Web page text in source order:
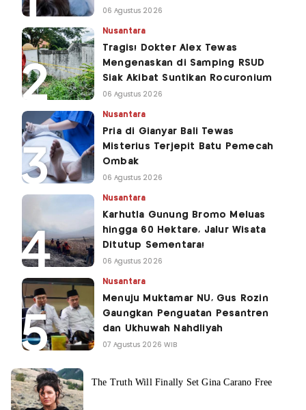
06 Agustus 2026
Nusantara
Tragis! Dokter Alex Tewas
Mengenaskan di Samping RSUD
Siak Akibat Suntikan Rocuronium
06 Agustus 2026
Nusantara
Pria di Gianyar Bali Tewas
Misterius Terjepit Batu Pemecah
Ombak
06 Agustus 2026
Nusantara
Karhutla Gunung Bromo Meluas
hingga 60 Hektare, Jalur Wisata
Ditutup Sementara!
06 Agustus 2026
Nusantara
Menuju Muktamar NU, Gus Rozin
Gaungkan Penguatan Pesantren
dan Ukhuwah Nahdliyah
07 Agustus 2026 WIB